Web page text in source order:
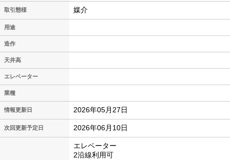
取引態様 媒介
用途
造作
天井高
エレベーター
業種
情報更新日 2026年05月27日
次回更新予定日 2026年06月10日
エレベーター
2沿線利用可